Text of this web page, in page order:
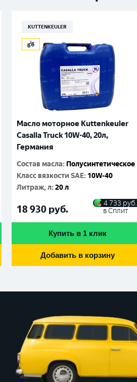
KUTTENKEULER
Масло моторное Kuttenkeuler
Casalla Truck 10W-40, 20л,
Германия
Состав масла: Полусинтетическое
Класс вязкости SAE: 10W-40
Литраж, л:20 л
18 930 руб.
4 733 руб.
в Сплит
Купить в 1 клик
Добавить в корзину